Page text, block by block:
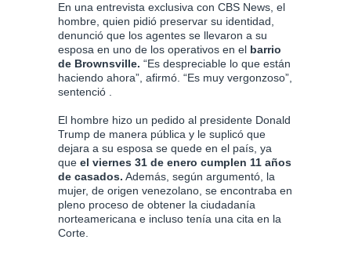
En una entrevista exclusiva con CBS News, el
hombre, quien pidió preservar su identidad,
denunció que los agentes se llevaron a su
esposa en uno de los operativos en el barrio
de Brownsville. “Es despreciable lo que están
haciendo ahora”, afirmó. “Es muy vergonzoso”,
sentenció .
El hombre hizo un pedido al presidente Donald
Trump de manera pública y le suplicó que
dejara a su esposa se quede en el país, ya
que el viernes 31 de enero cumplen 11 años
de casados. Además, según argumentó, la
mujer, de origen venezolano, se encontraba en
pleno proceso de obtener la ciudadanía
norteamericana e incluso tenía una cita en la
Corte.